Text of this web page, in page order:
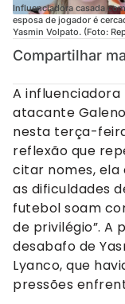
Influenciadora casada
esposa de jogador é
Yasmin Volpato. (Foto:
Compartilhar
A influenciadora
atacante
nesta terça-
reflexão que
citar nomes,
as dificuldades
futebol soam
de privilégio”. A
desabafo de
Lyanco, que
pressões